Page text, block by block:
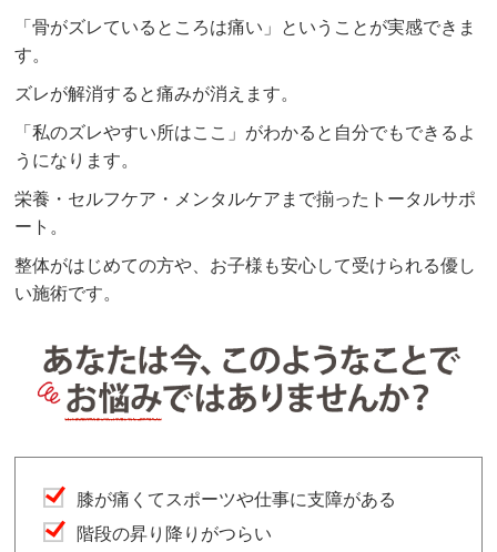
「骨がズレているところは痛い」ということが実感できま
す。
ズレが解消すると痛みが消えます。
「私のズレやすい所はここ」がわかると自分でもできるよ
うになります。
栄養・セルフケア・メンタルケアまで揃ったトータルサポ
ート。
整体がはじめての方や、お子様も安心して受けられる優し
い施術です。
膝が痛くてスポーツや仕事に支障がある
階段の昇り降りがつらい